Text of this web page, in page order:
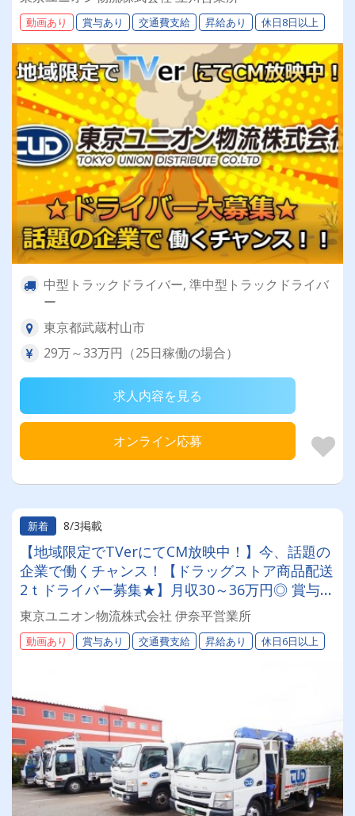
間休日113日以上】連休もあり◎プライベート充
実可◎ 「安心・安全」で働く。東京ユニオン物
流でドライバーライフを送りませんか？
動画あり 賞与あり 交通費支給 昇給あり 休日8日以上
中型トラックドライバー, 準中型トラックドライバ
ー
東京都武蔵村山市
29万～33万円（25日稼働の場合）
求人内容を見る
オンライン応募
新着 8/3掲載
【地域限定でTVerにてCM放映中！】今、話題の
企業で働くチャンス！【ドラッグストア商品配送
2ｔドライバー募集★】月収30～36万円◎ 賞与年
2回／昇給有／福利厚生充実／仕事量安定／未経
験歓迎◎【年間休日113日以上】連休もあり◎プ
ライベート充実可◎ 「安心・安全」で働く。東
東京ユニオン物流株式会社 伊奈平営業所
動画あり 賞与あり 交通費支給 昇給あり 休日6日以上